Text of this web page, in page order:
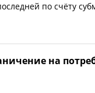
по счёту
на